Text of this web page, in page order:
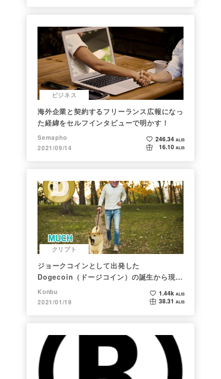
ビジネス
海外企業と契約するフリーランス広報になっ
た経緯をセルフインタビューで明かす！
Semapho
2021/09/14
246.34 ALIS
16.10 ALIS
クリプト
ジョークコインとして出発した
Dogecoin（ドージコイン）の誕生から現在
まで。注目される非証券性🐶
Konbu
2021/01/19
1.44k ALIS
38.31 ALIS